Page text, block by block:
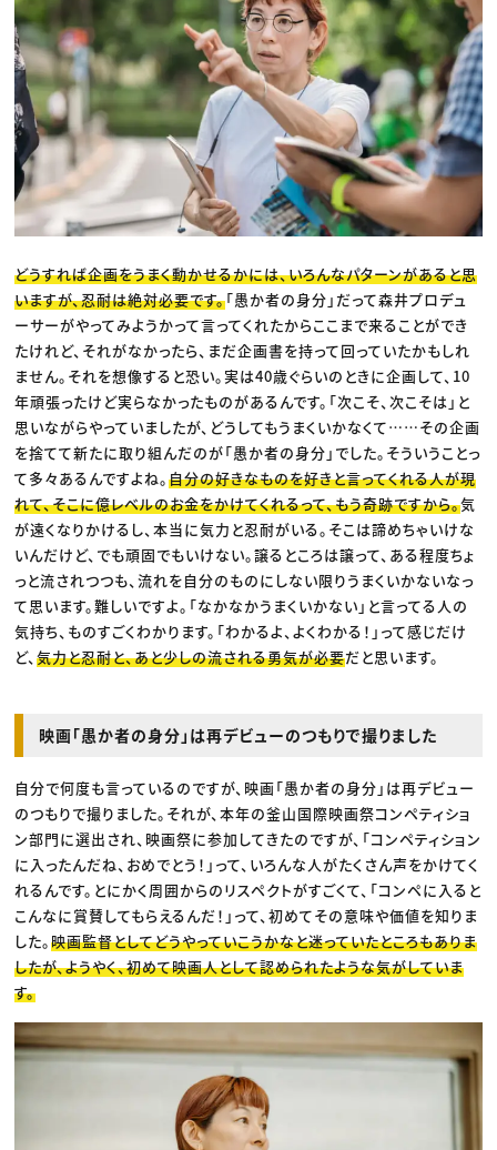
どうすれば企画をうまく動かせるかには、いろんなパターンがあると思
いますが、忍耐は絶対必要です。「愚か者の身分」だって森井プロデュ
ーサーがやってみようかって言ってくれたからここまで来ることができ
たけれど、それがなかったら、まだ企画書を持って回っていたかもしれ
ません。それを想像すると恐い。実は40歳ぐらいのときに企画して、10
年頑張ったけど実らなかったものがあるんです。「次こそ、次こそは」と
思いながらやっていましたが、どうしてもうまくいかなくて……その企画
を捨てて新たに取り組んだのが「愚か者の身分」でした。そういうことっ
て多々あるんですよね。自分の好きなものを好きと言ってくれる人が現
れて、そこに億レベルのお金をかけてくれるって、もう奇跡ですから。気
が遠くなりかけるし、本当に気力と忍耐がいる。そこは諦めちゃいけな
いんだけど、でも頑固でもいけない。譲るところは譲って、ある程度ちょ
っと流されつつも、流れを自分のものにしない限りうまくいかないなっ
て思います。難しいですよ。「なかなかうまくいかない」と言ってる人の
気持ち、ものすごくわかります。「わかるよ、よくわかる！」って感じだけ
ど、気力と忍耐と、あと少しの流される勇気が必要だと思います。
映画「愚か者の身分」は再デビューのつもりで撮りました
自分で何度も言っているのですが、映画「愚か者の身分」は再デビュー
のつもりで撮りました。それが、本年の釜山国際映画祭コンペティショ
ン部門に選出され、映画祭に参加してきたのですが、「コンペティション
に入ったんだね、おめでとう！」って、いろんな人がたくさん声をかけてく
れるんです。とにかく周囲からのリスペクトがすごくて、「コンペに入ると
こんなに賞賛してもらえるんだ！」って、初めてその意味や価値を知りま
した。映画監督としてどうやっていこうかなと迷っていたところもありま
したが、ようやく、初めて映画人として認められたような気がしていま
す。